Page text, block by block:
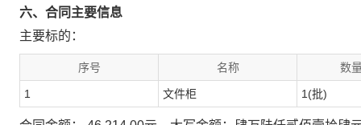
六、合同主要信息
主要标的：
序号 名称 数
1 文件柜 1(批)